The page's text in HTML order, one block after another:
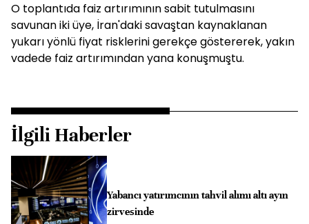
O toplantıda faiz artırımının sabit tutulmasını
savunan iki üye, İran'daki savaştan kaynaklanan
yukarı yönlü fiyat risklerini gerekçe göstererek, yakın
vadede faiz artırımından yana konuşmuştu.
İlgili Haberler
Yabancı yatırımcının tahvil alımı altı ayın
zirvesinde